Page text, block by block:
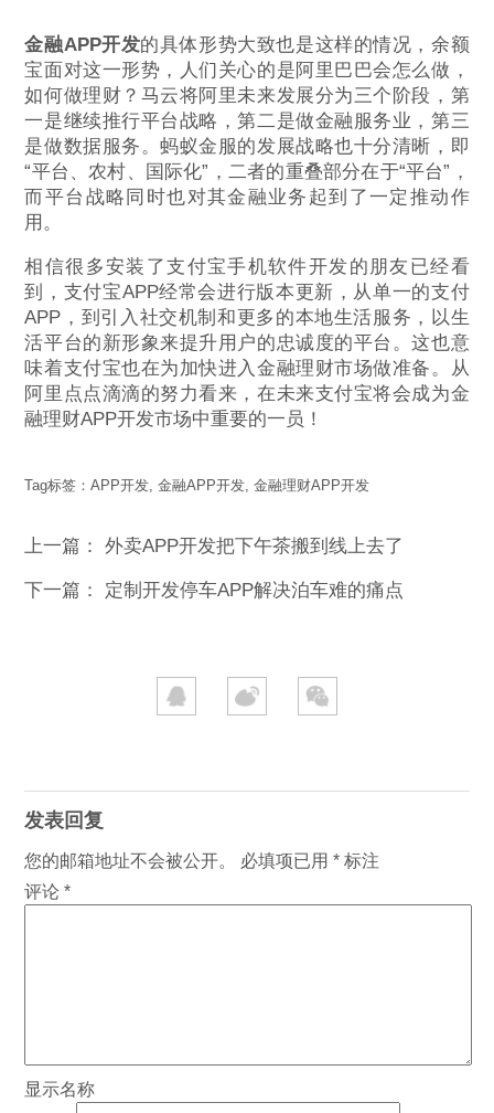
金融APP开发的具体形势大致也是这样的情况，余额
宝面对这一形势，人们关心的是阿里巴巴会怎么做，
如何做理财？马云将阿里未来发展分为三个阶段，第
一是继续推行平台战略，第二是做金融服务业，第三
是做数据服务。蚂蚁金服的发展战略也十分清晰，即
“平台、农村、国际化”，二者的重叠部分在于“平台”，
而平台战略同时也对其金融业务起到了一定推动作
用。
相信很多安装了支付宝手机软件开发的朋友已经看
到，支付宝APP经常会进行版本更新，从单一的支付
APP，到引入社交机制和更多的本地生活服务，以生
活平台的新形象来提升用户的忠诚度的平台。这也意
味着支付宝也在为加快进入金融理财市场做准备。从
阿里点点滴滴的努力看来，在未来支付宝将会成为金
融理财APP开发市场中重要的一员！
Tag标签：APP开发,金融APP开发,金融理财APP开发
上一篇：外卖APP开发把下午茶搬到线上去了
下一篇： 定制开发停车APP解决泊车难的痛点
发表回复
您的邮箱地址不会被公开。 必填项已用* 标注
评论*
显示名称